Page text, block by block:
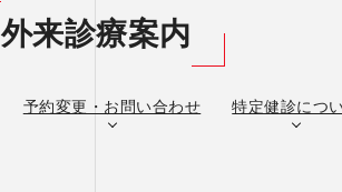
外来診療案内
予約変更・お問い合わせ 特定健診につ